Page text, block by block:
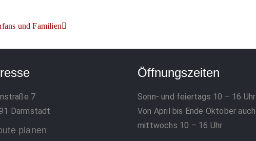
und Familien
7
Darmstadt
planen
Öffnungszeiten
Sonn- und feiertags 10 – 16 Uhr
Von April bis Ende Oktober auch
mittwochs 10 – 16 Uhr